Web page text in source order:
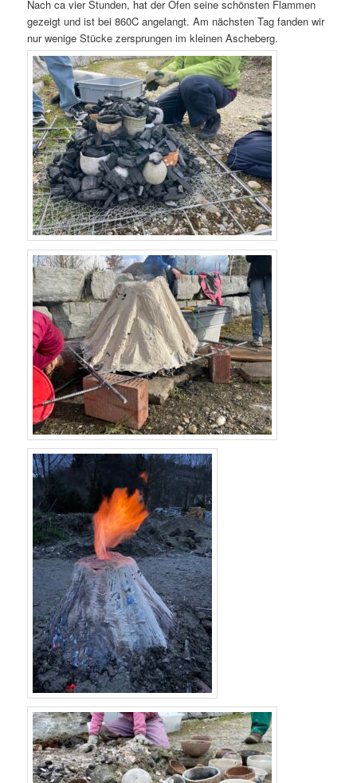
Nach ca vier Stunden, hat der Ofen seine schönsten Flammen
gezeigt und ist bei 860C angelangt. Am nächsten Tag fanden wir
nur wenige Stücke zersprungen im kleinen Ascheberg.